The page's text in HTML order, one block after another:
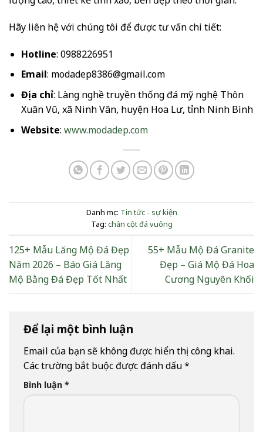
Hãy liên hệ với chúng tôi để được tư vấn chi tiết:
Hotline: 0988226951
Email: modadep8386@gmail.com
Địa chỉ: Làng nghề truyền thống đá mỹ nghệ Thôn
Xuân Vũ, xã Ninh Vân, huyện Hoa Lư, tỉnh Ninh Bình
Website: www.modadep.com
Danh mục: Tin tức - sự kiện
Tag: chân cột đá vuông
125+ Mẫu Lăng Mộ Đá Đẹp
Năm 2026 – Báo Giá Lăng
Mộ Bằng Đá Đẹp Tốt Nhất
55+ Mẫu Mộ Đá Granite
Đẹp – Giá Mộ Đá Hoa
Cương Nguyên Khối
Để lại một bình luận
Email của bạn sẽ không được hiển thị công khai.
Các trường bắt buộc được đánh dấu*
Bình luận *